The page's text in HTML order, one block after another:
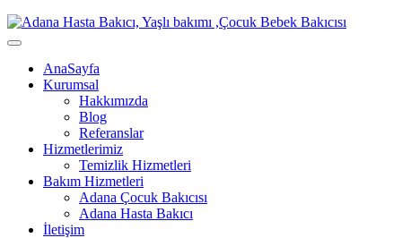
AnaSayfa
Kurumsal
Hakkımızda
Blog
Referanslar
Hizmetlerimiz
Temizlik Hizmetleri
Bakım Hizmetleri
Adana Çocuk Bakıcısı
Adana Hasta Bakıcı
İletişim